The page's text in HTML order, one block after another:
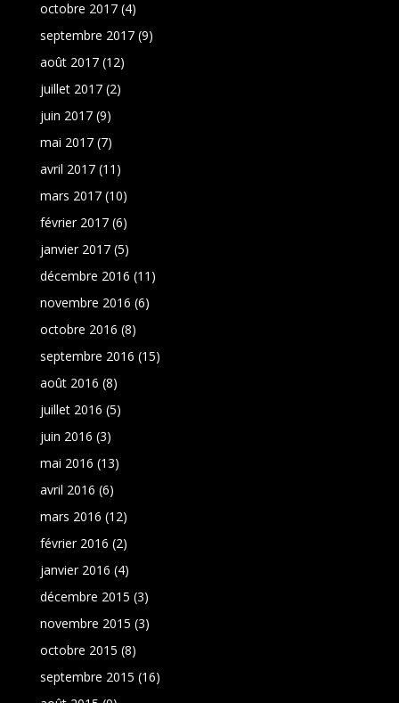
octobre 2017(4)
septembre 2017(9)
août 2017(12)
juillet 2017(2)
juin 2017(9)
mai 2017(7)
avril 2017(11)
mars 2017(10)
février 2017(6)
janvier 2017(5)
décembre 2016 (11)
novembre 2016 (6)
octobre 2016 (8)
septembre 2016 (15)
août 2016 (8)
juillet 2016 (5)
juin 2016 (3)
mai 2016 (13)
avril 2016 (6)
mars 2016 (12)
février 2016 (2)
janvier 2016 (4)
décembre 2015 (3)
novembre 2015 (3)
octobre 2015 (8)
septembre 2015 (16)